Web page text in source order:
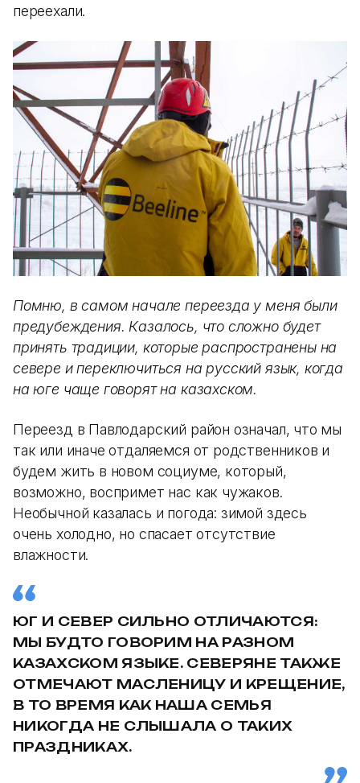
переехали.
Помню, в самом начале переезда у меня были
предубеждения. Казалось, что сложно будет
принять традиции, которые распространены на
севере и переключиться на русский язык, когда
на юге чаще говорят на казахском.
Переезд в Павлодарский район означал, что мы
так или иначе отдаляемся от родственников и
будем жить в новом социуме, который,
возможно, воспримет нас как чужаков.
Необычной казалась и погода: зимой здесь
очень холодно, но спасает отсутствие
влажности.
ЮГ И СЕВЕР СИЛЬНО ОТЛИЧАЮТСЯ:
МЫ БУДТО ГОВОРИМ НА РАЗНОМ
КАЗАХСКОМ ЯЗЫКЕ. СЕВЕРЯНЕ ТАКЖЕ
ОТМЕЧАЮТ МАСЛЕНИЦУ И КРЕЩЕНИЕ,
В ТО ВРЕМЯ КАК НАША СЕМЬЯ
НИКОГДА НЕ СЛЫШАЛА О ТАКИХ
ПРАЗДНИКАХ.